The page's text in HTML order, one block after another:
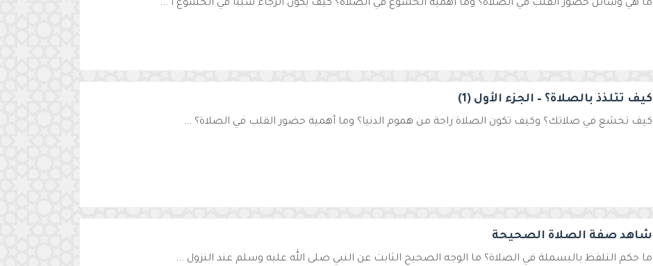
ما هي وسائل حضور القلب في الصلاة؟ وما أهمية الخشوع في الصلاة؟ كيف يكون الرجاء سبباً في الخشوع أ ...
كيف تتلذذ بالصلاة؟ – الجزء الأول (1)
كيف تخشع في صلاتك؟ وكيف تكون الصلاة راحة من هموم الدنيا؟ وما أهمية حضور القلب في الصلاة؟ ...
شاهد صفة الصلاة الصحيحة
ما حكم التلفظ بالبسملة في الصلاة؟ ما الوجه الصحيح الثابت عن النبي صلى الله عليه وسلم عند النزول ...